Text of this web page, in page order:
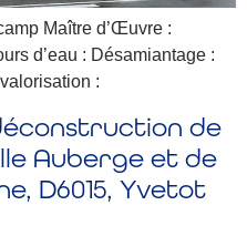
Maître d’Œuvre :
d’eau : Désamiantage :
:
de
Auberge et de
D6015, Yvetot